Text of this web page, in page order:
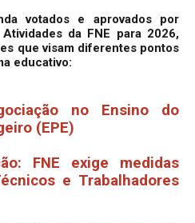
votados e aprovados por
da FNE para 2026,
que visam diferentes pontos
educativo:
no Ensino do
(EPE)
FNE exige medidas
e Trabalhadores